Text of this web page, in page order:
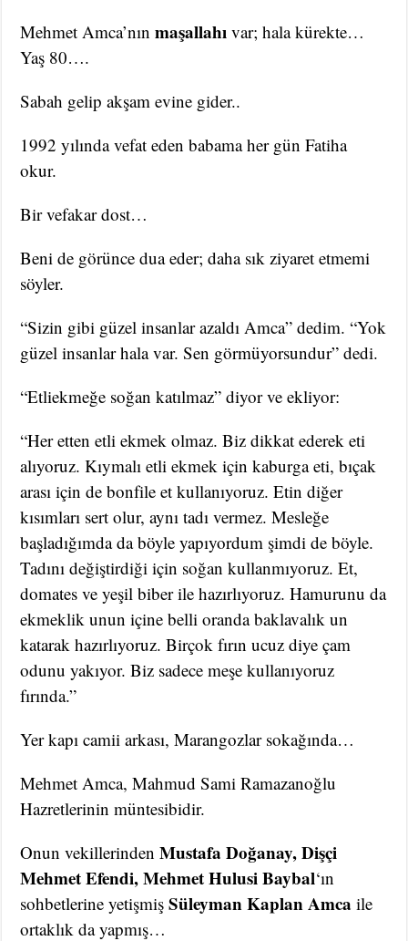
Mehmet Amca’nınmaşallahıvar; hala kürekte…
Yaş 80….
Sabah gelip akşam evine gider..
1992 yılında vefat eden babama her gün Fatiha
okur.
Bir vefakar dost…
Beni de görünce dua eder; daha sık ziyaret etmemi
söyler.
“Sizin gibi güzel insanlar azaldı Amca” dedim. “Yok
güzel insanlar hala var. Sen görmüyorsundur” dedi.
“Etliekmeğe soğan katılmaz” diyor ve ekliyor:
“Her etten etli ekmek olmaz. Biz dikkat ederek eti
alıyoruz. Kıymalı etli ekmek için kaburga eti, bıçak
arası için de bonfile et kullanıyoruz. Etin diğer
kısımları sert olur, aynı tadı vermez. Mesleğe
başladığımda da böyle yapıyordum şimdi de böyle.
Tadını değiştirdiği için soğan kullanmıyoruz. Et,
domates ve yeşil biber ile hazırlıyoruz. Hamurunu da
ekmeklik unun içine belli oranda baklavalık un
katarak hazırlıyoruz. Birçok fırın ucuz diye çam
odunu yakıyor. Biz sadece meşe kullanıyoruz
fırında.”
Yer kapı camii arkası, Marangozlar sokağında…
Mehmet Amca, Mahmud Sami Ramazanoğlu
Hazretlerinin müntesibidir.
Onun vekillerindenMustafa Doğanay, Dişçi
Mehmet Efendi, Mehmet Hulusi Baybal‘ın
sohbetlerine yetişmişSüleyman Kaplan Amca ile
ortaklık da yapmış…